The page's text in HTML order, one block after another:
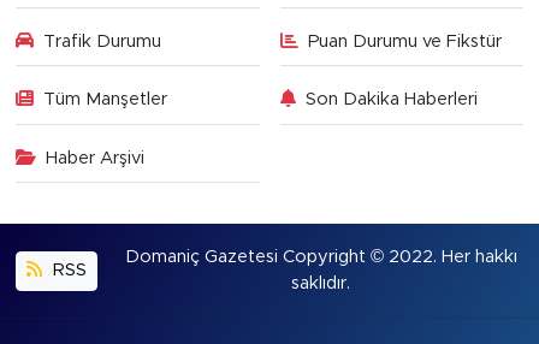
Trafik Durumu Puan Durumu ve Fikstür
Tüm Manşetler Son Dakika Haberleri
Haber Arşivi
RSS
Domaniç Gazetesi Copyright © 2022. Her hakkı
saklıdır.